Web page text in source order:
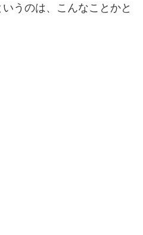
うのは、こんなことかと